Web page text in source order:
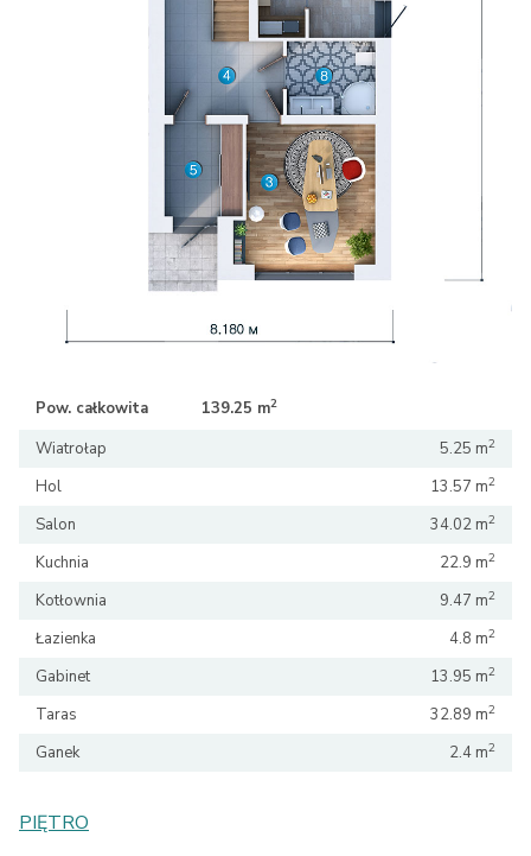
Pow. całkowita 139.25 m2
Wiatrołap 5.25 m2
Hol 13.57 m2
Salon 34.02 m2
Kuchnia 22.9 m2
Kotłownia 9.47 m2
Łazienka 4.8 m2
Gabinet 13.95 m2
Taras 32.89 m2
Ganek 2.4 m2
PIĘTRO